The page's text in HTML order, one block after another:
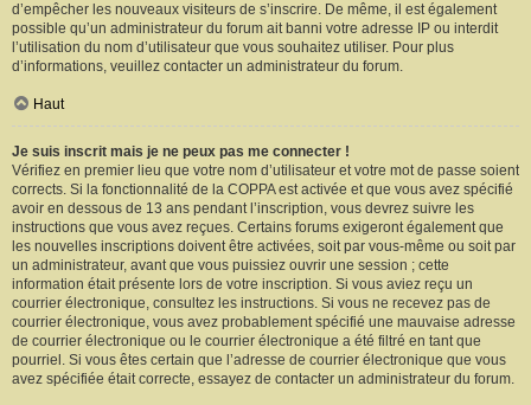
d’empêcher les nouveaux visiteurs de s’inscrire. De même, il est également
possible qu’un administrateur du forum ait banni votre adresse IP ou interdit
l’utilisation du nom d’utilisateur que vous souhaitez utiliser. Pour plus
d’informations, veuillez contacter un administrateur du forum.
Haut
Je suis inscrit mais je ne peux pas me connecter !
Vérifiez en premier lieu que votre nom d’utilisateur et votre mot de passe soient
corrects. Si la fonctionnalité de la COPPA est activée et que vous avez spécifié
avoir en dessous de 13 ans pendant l’inscription, vous devrez suivre les
instructions que vous avez reçues. Certains forums exigeront également que
les nouvelles inscriptions doivent être activées, soit par vous-même ou soit par
un administrateur, avant que vous puissiez ouvrir une session ; cette
information était présente lors de votre inscription. Si vous aviez reçu un
courrier électronique, consultez les instructions. Si vous ne recevez pas de
courrier électronique, vous avez probablement spécifié une mauvaise adresse
de courrier électronique ou le courrier électronique a été filtré en tant que
pourriel. Si vous êtes certain que l’adresse de courrier électronique que vous
avez spécifiée était correcte, essayez de contacter un administrateur du forum.